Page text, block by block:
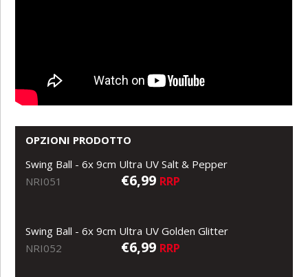
OPZIONI PRODOTTO
Swing Ball - 6x 9cm Ultra UV Salt & Pepper
NRI051
€6,99 RRP
Swing Ball - 6x 9cm Ultra UV Golden Glitter
NRI052
€6,99 RRP